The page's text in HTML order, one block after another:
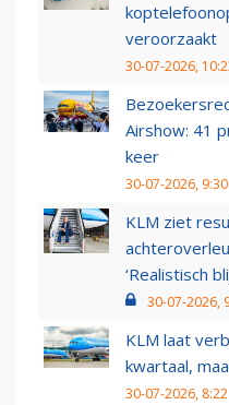
veroorzaakt
30-07-2026,
Airshow: 41
keer
30-07-2026, 9:30
KLM ziet
‘Realistisch
30-07-2026,
KLM laat
kwartaal,
30-07-2026, 8:22